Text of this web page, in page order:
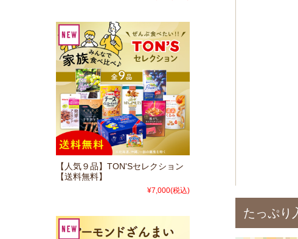
たっぷり
【人気９品】TON'Sセレクション
【送料無料】
¥7,000(税込)